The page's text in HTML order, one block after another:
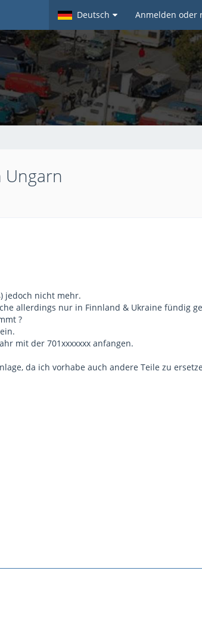
Deutsch Anmelden oder
Ungarn
jedoch nicht mehr.
allerdings nur in Finnland & Ukraine fündig
?
mit der 701xxxxxxx anfangen.
da ich vorhabe auch andere Teile zu